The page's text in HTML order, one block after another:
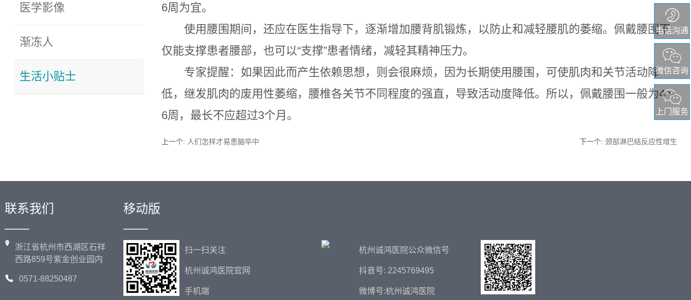
电话沟通
微信咨询
上门服务
医学影像
渐冻人
生活小贴士
6周为宜。
使用腰围期间，还应在医生指导下，逐渐增加腰背肌锻炼，以防止和减轻腰肌的萎缩。佩戴腰围不
仅能支撑患者腰部，也可以“支撑”患者情绪，减轻其精神压力。
专家提醒：如果因此而产生依赖思想，则会很麻烦，因为长期使用腰围，可使肌肉和关节活动降
低，继发肌肉的废用性萎缩，腰椎各关节不同程度的强直，导致活动度降低。所以，佩戴腰围一般为4～
6周，最长不应超过3个月。
上一个: 人们怎样才易患脑卒中 下一个: 颈部淋巴结反应性增生
联系我们
——
浙江省杭州市西湖区石祥
西路859号紫金创业园内
0571-88250487
移动版
——
扫一扫关注
杭州诚鸿医院官网
手机端
杭州诚鸿医院公众微信号
抖音号: 2245769495
微博号:杭州诚鸿医院